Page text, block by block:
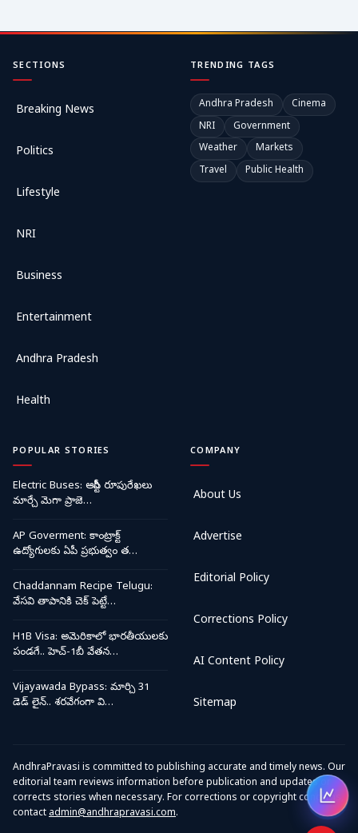
SECTIONS
Breaking News
Politics
Lifestyle
NRI
Business
Entertainment
Andhra Pradesh
Health
TRENDING TAGS
Andhra Pradesh
Cinema
NRI
Government
Weather
Markets
Travel
Public Health
POPULAR STORIES
Electric Buses: ఆర్టీసీ రూపురేఖలు
మార్చే మెగా ప్రాజె…
AP Goverment: కాంట్రాక్ట్
ఉద్యోగులకు ఏపీ ప్రభుత్వం త…
Chaddannam Recipe Telugu:
వేసవి తాపానికి చెక్ పెట్టే…
H1B Visa: అమెరికాలో భారతీయులకు
పండగే.. హెచ్-1బీ వేతన…
Vijayawada Bypass: మార్చి 31
డెడ్ లైన్.. శరవేగంగా వి…
COMPANY
About Us
Advertise
Editorial Policy
Corrections Policy
AI Content Policy
Sitemap
AndhraPravasi is committed to publishing accurate and timely news. Our
editorial team reviews information before publication and updates or
corrects stories when necessary. For corrections or copyright concerns,
contactadmin@andhrapravasi.com.